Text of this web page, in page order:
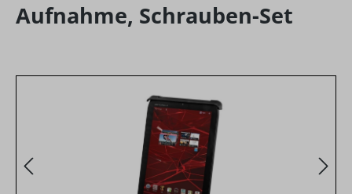
Aufnahme, Schrauben-Set